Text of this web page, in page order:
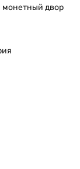
монетный двор